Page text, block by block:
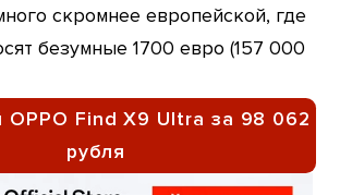
скромнее европейской, где
безумные 1700 евро (157 000
OPPO Find X9 Ultra за 98 062
рубля